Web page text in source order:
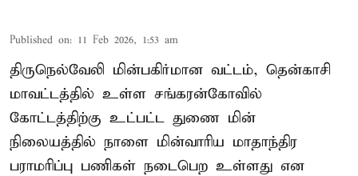
Published on: 11 Feb 2026, 1:53 am
திருநெல்வேலி மின்பகிர்மான வட்டம், தென்காசி
மாவட்டத்தில் உள்ள சங்கரன்கோவில்
கோட்டத்திற்கு உட்பட்ட துணை மின்
நிலையத்தில் நாளை மின்வாரிய மாதாந்திர
பராமரிப்பு பணிகள் நடைபெற உள்ளது என